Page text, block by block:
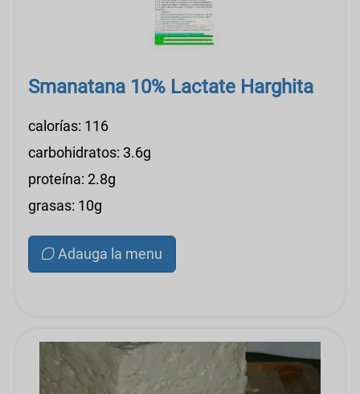
Smanatana 10% Lactate Harghita
calorías: 116
carbohidratos: 3.6g
proteína: 2.8g
grasas: 10g
Adauga la menu